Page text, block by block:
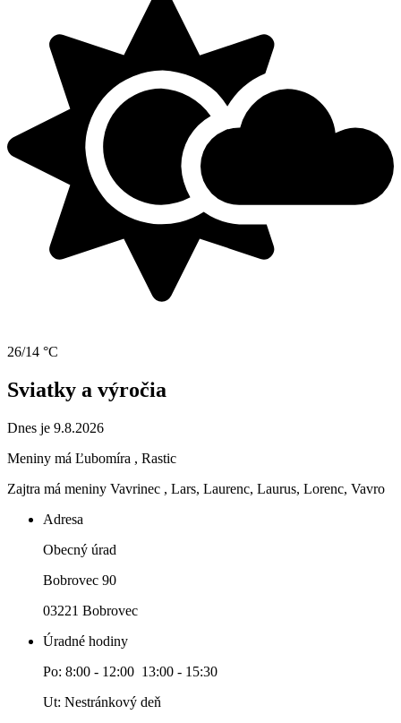
26/14 °C
Sviatky a výročia
Dnes je 9.8.2026
Meniny má Ľubomíra , Rastic
Zajtra má meniny Vavrinec , Lars, Laurenc, Laurus, Lorenc, Vavro
Adresa
Obecný úrad
Bobrovec 90
03221 Bobrovec
Úradné hodiny
Po: 8:00 - 12:00 13:00 - 15:30
Ut: Nestránkový deň